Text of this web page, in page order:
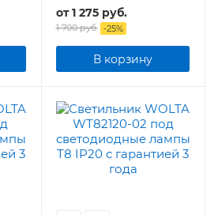
БЕЛАЯ IP40
от1 275 руб.
1 700 руб. -25%
В корзину